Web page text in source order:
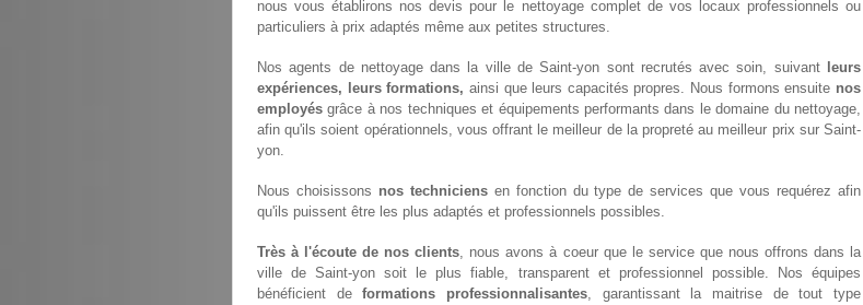
nous vous établirons nos devis pour le nettoyage complet de vos locaux professionnels ou
particuliers à prix adaptés même aux petites structures.
Nos agents de nettoyage dans la ville de Saint-yon sont recrutés avec soin, suivant
leurs
expériences, leurs formations, ainsi que leurs capacités propres. Nous formons ensuite nos
employés grâce à nos techniques et équipements performants dans le domaine du nettoyage,
afin qu'ils soient opérationnels, vous offrant le meilleur de la propreté au meilleur prix sur Saint-
yon.
Nous choisissons nos techniciensen fonction du type de services que vous requérez afin
qu'ils puissent être les plus adaptés et professionnels possibles.
Très à l'écoute de nos clients, nous avons à coeur que le service que nous offrons dans la
ville de Saint-yon soit le plus fiable, transparent et professionnel possible. Nos équipes
bénéficient deformations professionnalisantes, garantissant la maitrise de tout type